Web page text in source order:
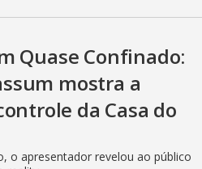
Quase Confinado:
mostra a
da Casa do
o apresentador revelou ao público